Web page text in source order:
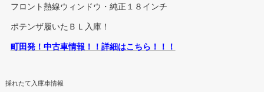
フロント熱線ウィンドウ・純正１８インチ
ポテンザ履いたＢＬ入庫！
町田発！中古車情報！！詳細はこちら！！！
採れたて入庫車情報